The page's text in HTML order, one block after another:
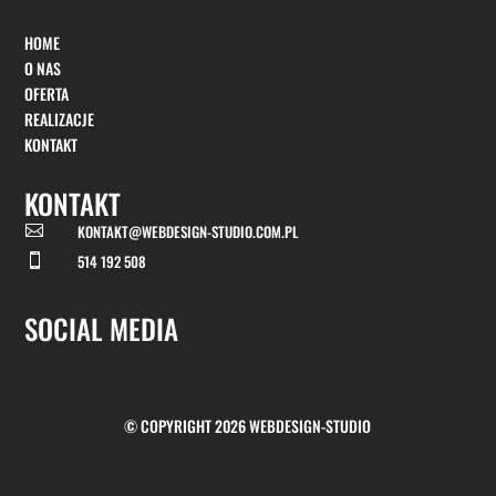
HOME
O NAS
OFERTA
REALIZACJE
KONTAKT
KONTAKT
 KONTAKT@WEBDESIGN-STUDIO.COM.PL
 514 192 508
SOCIAL MEDIA
© COPYRIGHT 2026 WEBDESIGN-STUDIO